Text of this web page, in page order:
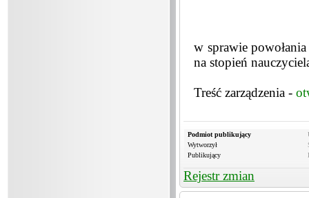
w sprawie
na stopień
Treść zarządzenia -
Podmiot publikujący
Wytworzył
Publikujący
Rejestr zmian